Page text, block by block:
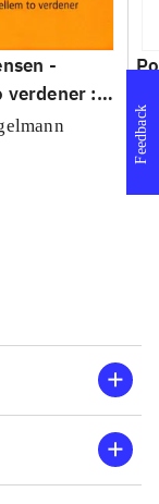
-
verdener :
for unge
Feedback